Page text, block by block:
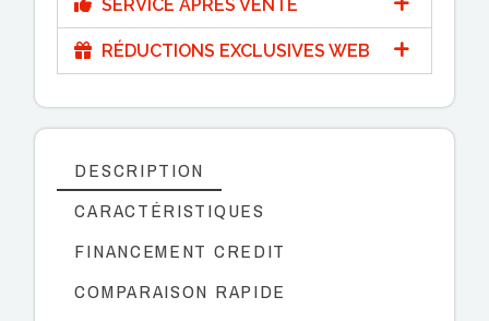
SERVICE APRÈS VENTE
RÉDUCTIONS EXCLUSIVES WEB
DESCRIPTION
CARACTÉRISTIQUES
FINANCEMENT CREDIT
COMPARAISON RAPIDE